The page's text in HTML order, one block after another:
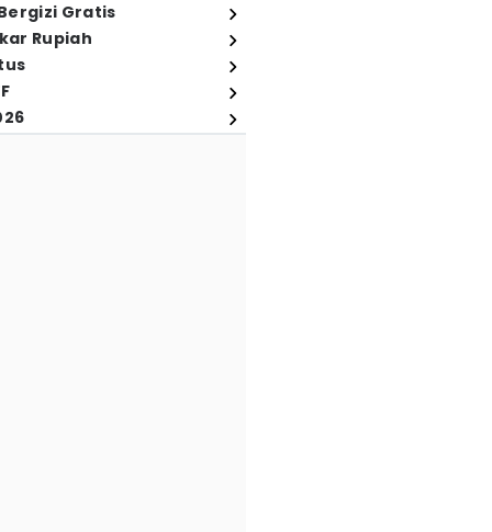
Gratis
Rupiah